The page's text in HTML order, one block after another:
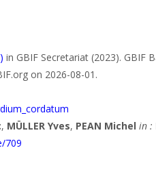
in GBIF Secretariat (2023). GBIF
on 2026-08-01.
, MÜLLER Yves, PEAN Michel in :
709